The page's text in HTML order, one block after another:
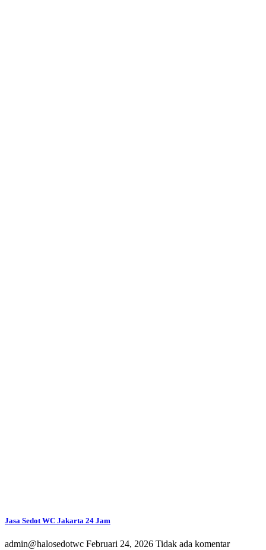
Jasa Sedot WC Jakarta 24 Jam
admin@halosedotwc Februari 24, 2026 Tidak ada komentar